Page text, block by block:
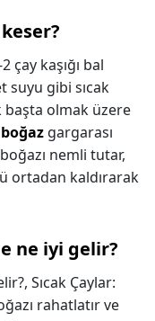
çay kaşığı bal
suyu gibi sıcak
başta olmak üzere
boğaz gargarası
nemli tutar,
ortadan kaldırarak
ne iyi gelir?
Sıcak Çaylar:
rahatlatır ve